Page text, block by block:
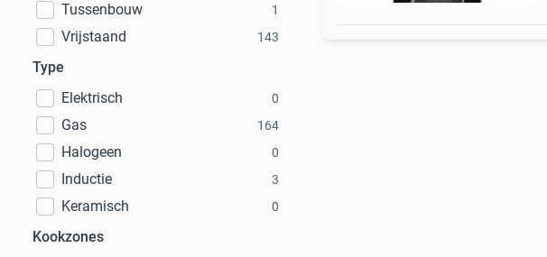
Tussenbouw 1
Vrijstaand 143
Type
Elektrisch
0
Gas 164
Halogeen 0
Inductie 3
Keramisch 0
Kookzones